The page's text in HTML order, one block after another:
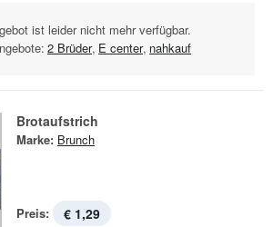
ist leider nicht mehr verfügbar.
2 Brüder, E center, nahkauf
Brotaufstrich
Marke: Brunch
Preis: € 1,29